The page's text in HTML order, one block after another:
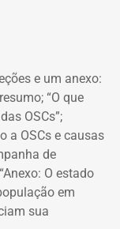
e um anexo:
“O que
OSCs”;
a OSCs e causas
de
O estado
em
sua